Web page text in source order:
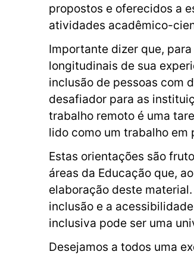
propostos e oferecidos a
atividades acadêmico-
Importante dizer que,
longitudinais de sua
inclusão de pessoas com
desafiador para as
trabalho remoto é uma
lido como um trabalho
Estas orientações são
áreas da Educação que,
elaboração deste
inclusão e a
inclusiva pode ser uma
Desejamos a todos uma